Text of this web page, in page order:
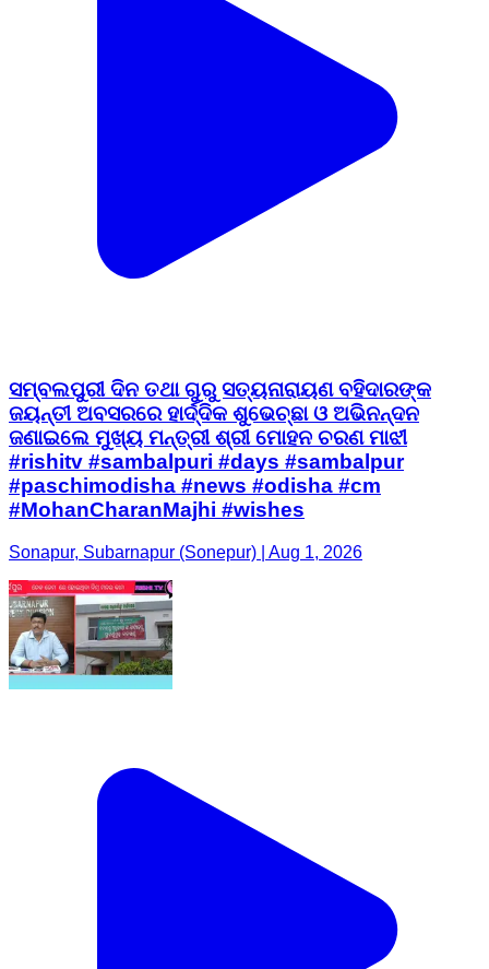
ସମ୍ବଲପୁରୀ ଦିନ ତଥା ଗୁରୁ ସତ୍ୟନାରାୟଣ ବହିଦାରଙ୍କ
ଜୟନ୍ତୀ ଅବସରରେ ହାର୍ଦ୍ଦିକ ଶୁଭେଚ୍ଛା ଓ ଅଭିନନ୍ଦନ
ଜଣାଇଲେ ମୁଖ୍ୟ ମନ୍ତ୍ରୀ ଶ୍ରୀ ମୋହନ ଚରଣ ମାଝୀ
#rishitv #sambalpuri #days #sambalpur
#paschimodisha #news #odisha #cm
#MohanCharanMajhi #wishes
Sonapur, Subarnapur (Sonepur) | Aug 1, 2026